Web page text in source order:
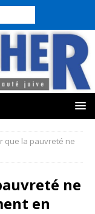
escort bayanlar
numara sıcak sex
numaraları
ucuz
que la pauvreté ne
ne
en